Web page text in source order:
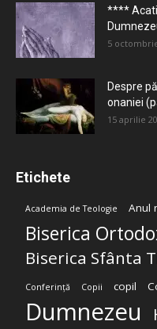
****
5
Despre
onaniei
15 aprilie
Etichete
Academia de Teologie Anul
Biserica
Biserica Sfânta
Conferință Copii copil
Dumnezeu